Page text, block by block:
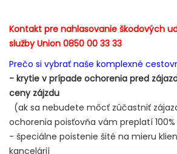
Kontakt pre nahlasovanie škodových
služby Union 0850 00 33 33
Prečo si vybrať naše komplexné
- krytie v prípade ochorenia pred
ceny zájzdu
(ak sa nebudete môcť zúčastniť
ochorenia poisťovňa vám preplatí
- špeciálne poistenie šité na mieru
kancelárií